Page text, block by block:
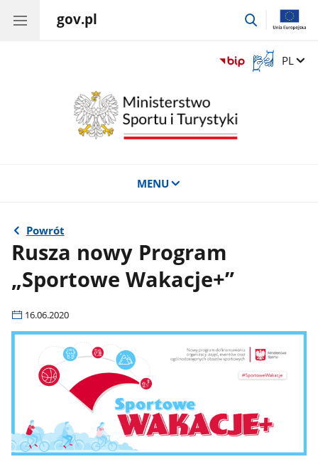
gov.pl
przejdź
Otwórz
okno
Zmień
PL
MENU
Powrót
Rusza nowy Program
„Sportowe Wakacje+”
16.06.2020